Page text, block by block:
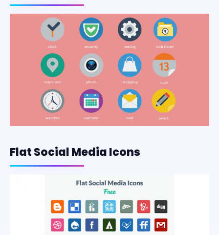
Flat Social Media Icons